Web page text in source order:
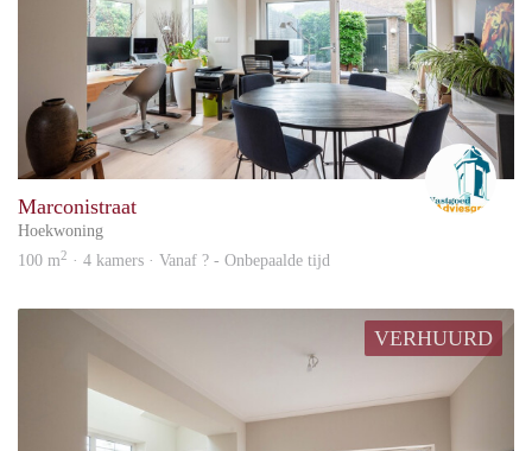
Marconistraat
Hoekwoning
100 m2 · 4 kamers · Vanaf ? - Onbepaalde tijd
VERHUURD